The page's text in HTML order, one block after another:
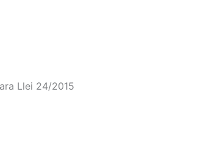
Llei 24/2015